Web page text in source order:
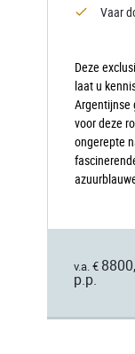
Vaar
Deze
laat u
Argentijnse
voor deze
ongerepte
v.a. €
p.p.